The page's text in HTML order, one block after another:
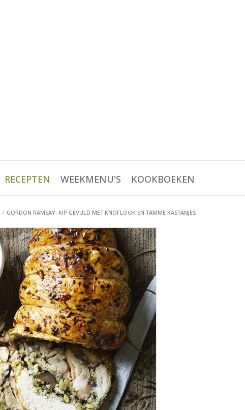
RECEPTEN WEEKMENU'S KOOKBOEKEN
GORDON RAMSAY: KIP GEVULD MET KNOFLOOK EN TAMME KASTANJES